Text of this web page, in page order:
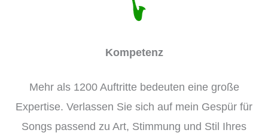
Kompetenz
Mehr als 1200 Auftritte bedeuten eine große
Expertise. Verlassen Sie sich auf mein Gespür für
Songs passend zu Art, Stimmung und Stil Ihres